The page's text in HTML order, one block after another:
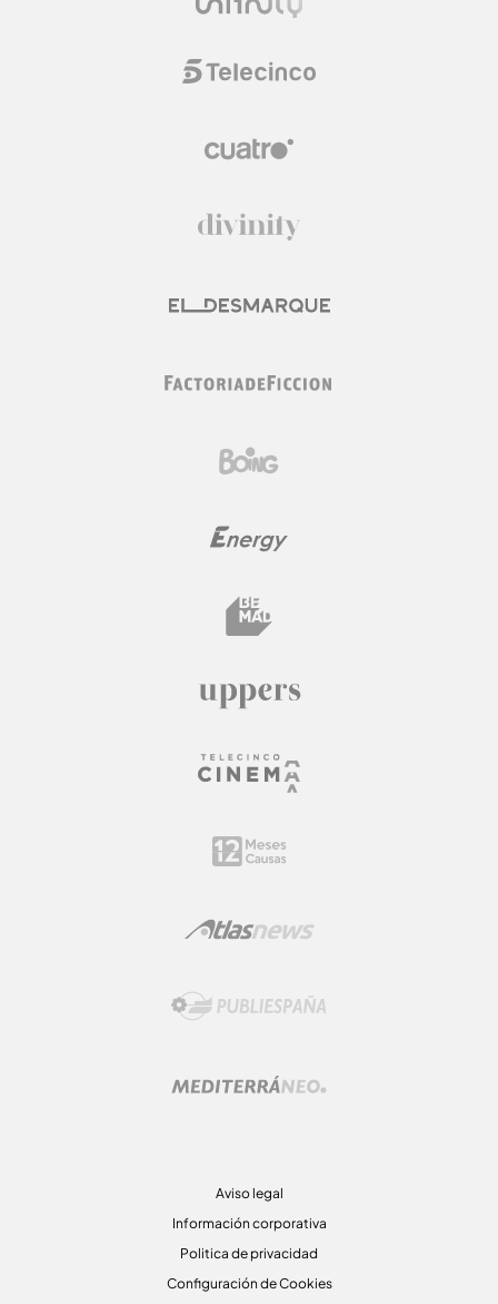
Aviso legal
Información corporativa
Politica de privacidad
Configuración de Cookies